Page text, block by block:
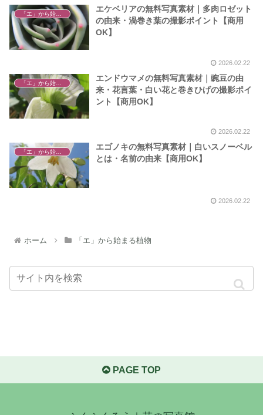
エケベリアの無料写真素材｜多肉ロゼット
の由来・渦巻き葉の撮影ポイント【商用
OK】
2026.02.22
エンドウマメの無料写真素材｜豌豆の由
来・花言葉・白い花と巻きひげの撮影ポイ
ント【商用OK】
2026.02.22
「エ」から始まる植物
エゴノキの無料写真素材｜白いスノーベル
とは・名前の由来【商用OK】
2026.02.22
ホーム 「エ」から始まる植物
PAGE TOP